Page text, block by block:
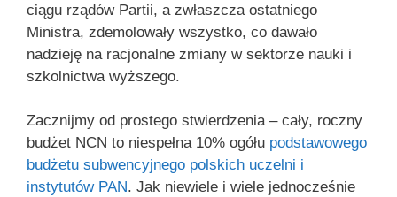
ciągu rządów Partii, a zwłaszcza ostatniego
Ministra, zdemolowały wszystko, co dawało
nadzieję na racjonalne zmiany w sektorze nauki i
szkolnictwa wyższego.
Zacznijmy od prostego stwierdzenia – cały, roczny
budżet NCN to niespełna 10% ogółu podstawowego
budżetu subwencyjnego polskich uczelni i
instytutów PAN. Jak niewiele i wiele jednocześnie